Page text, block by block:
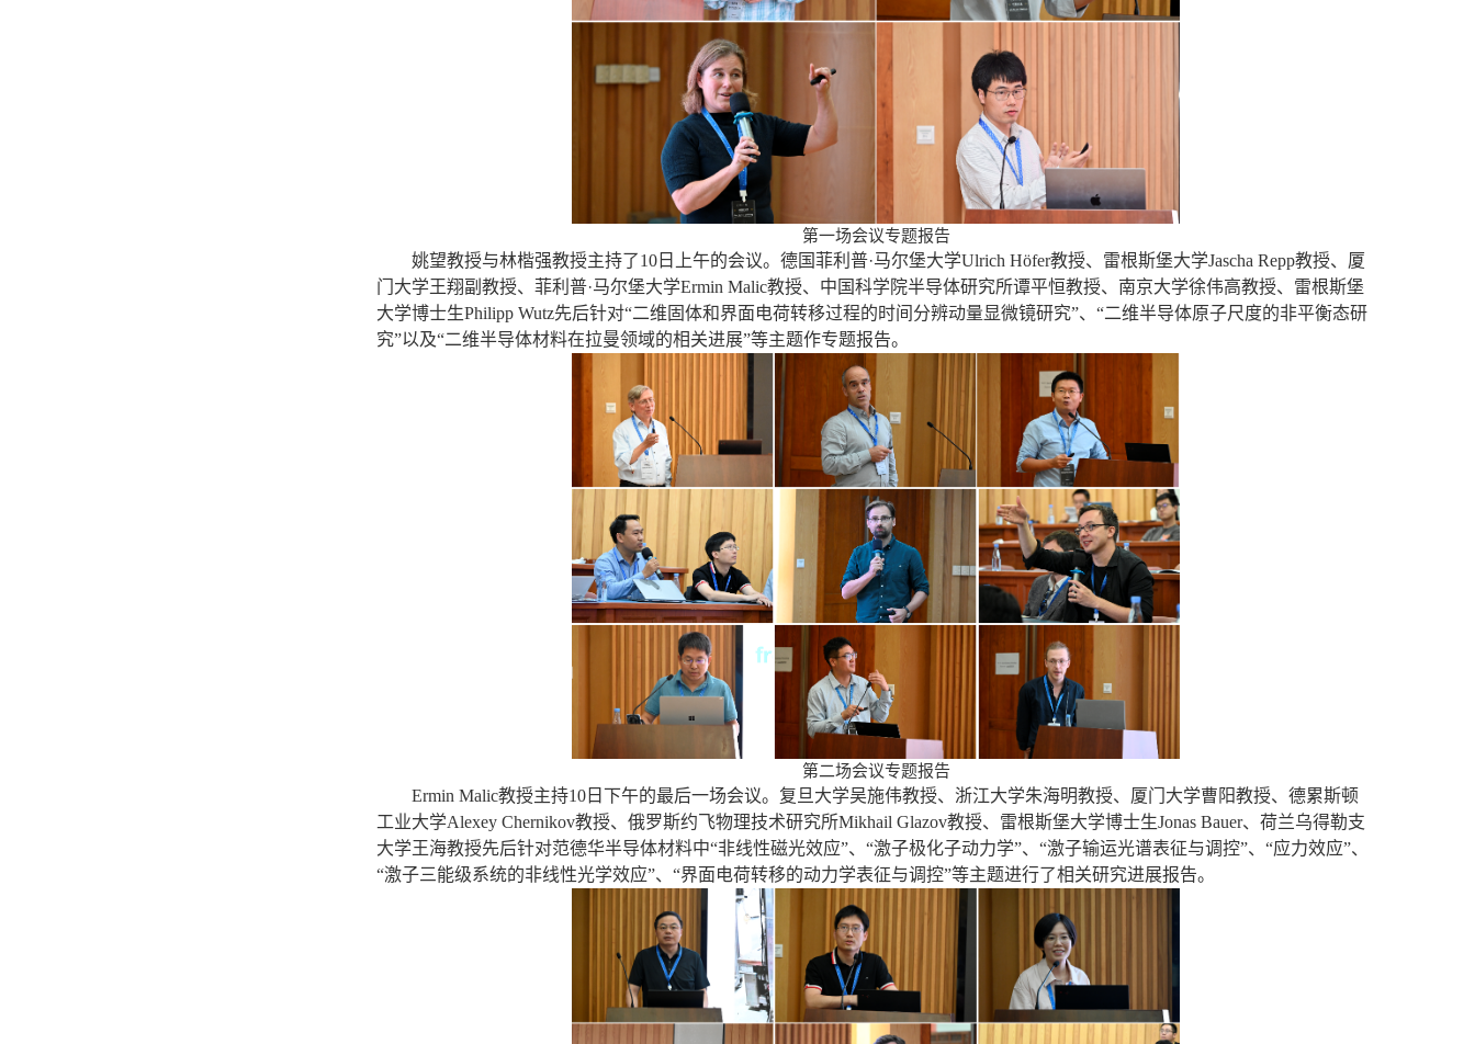
第一场会议专题报告
姚望教授与林楷强教授主持了10日上午的会议。德国菲利普·马尔堡大学Ulrich Höfer教授、雷根斯堡大学Jascha Repp教授、厦
门大学王翔副教授、菲利普·马尔堡大学Ermin Malic教授、中国科学院半导体研究所谭平恒教授、南京大学徐伟高教授、雷根斯堡
大学博士生Philipp Wutz先后针对“二维固体和界面电荷转移过程的时间分辨动量显微镜研究”、“二维半导体原子尺度的非平衡态研
究”以及“二维半导体材料在拉曼领域的相关进展”等主题作专题报告。
第二场会议专题报告
Ermin Malic教授主持10日下午的最后一场会议。复旦大学吴施伟教授、浙江大学朱海明教授、厦门大学曹阳教授、德累斯顿
工业大学Alexey Chernikov教授、俄罗斯约飞物理技术研究所Mikhail Glazov教授、雷根斯堡大学博士生Jonas Bauer、荷兰乌得勒支
大学王海教授先后针对范德华半导体材料中“非线性磁光效应”、“激子极化子动力学”、“激子输运光谱表征与调控”、“应力效应”、
“激子三能级系统的非线性光学效应”、“界面电荷转移的动力学表征与调控”等主题进行了相关研究进展报告。